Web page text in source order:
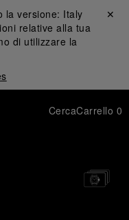
la versione: Italy
relative alla tua
di utilizzare la
Chiudi ✕
CercaCarrello 0